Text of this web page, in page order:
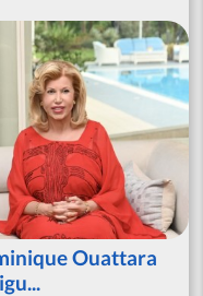
Ouattara